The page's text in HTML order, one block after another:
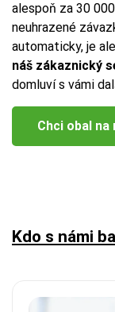
alespoň za 30
neuhrazené
automaticky, je
náš zákaznický
domluví s vámi
Chci obal na
Kdo s námi